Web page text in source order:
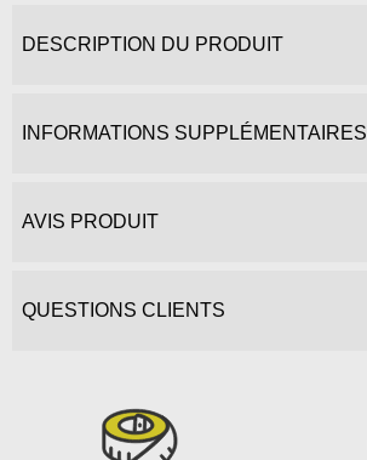
DESCRIPTION DU PRODUIT
INFORMATIONS SUPPLÉMENTAIRES
AVIS PRODUIT
QUESTIONS CLIENTS